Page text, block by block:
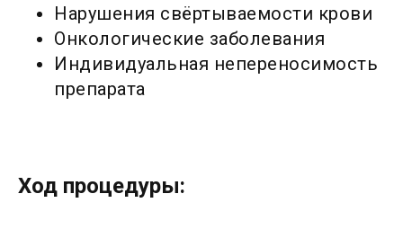
Нарушения свёртываемости крови
Онкологические заболевания
Индивидуальная непереносимость
препарата
Ход процедуры: